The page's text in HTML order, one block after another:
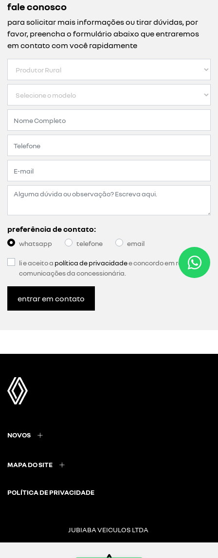
fale conosco
para solicitar mais informações ou tirar dúvidas, por
favor, preencha o formulário abaixo que entraremos
em contato com você rapidamente
preferência de contato:
whatsapp telefone email
li e aceito a política de privacidadee concordo em receber
comunicações da concessionária.
entrar em contato
NOVOS
MAPA DO SITE
POLÍTICA DE PRIVACIDADE
JUBIABA VEICULOS LTDA